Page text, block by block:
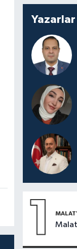
Yazarlar
1